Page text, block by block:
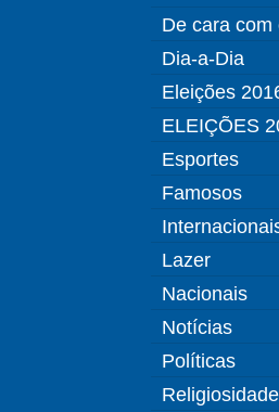
De cara com
Dia-a-Dia
Eleições
ELEIÇÕES
Esportes
Famosos
Lazer
Nacionais
Notícias
Políticas
Religiosidade